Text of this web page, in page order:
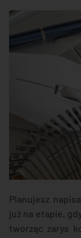
Planujesz
już na etapie,
tworząc zarys